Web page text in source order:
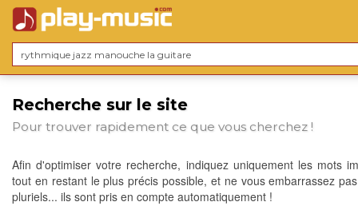
Recherche sur le site
Pour trouver rapidement ce que vous cherchez !
Afin d'optimiser votre recherche, indiquez uniquement les mots
tout en restant le plus précis possible, et ne vous embarrassez
pluriels... ils sont pris en compte automatiquement !